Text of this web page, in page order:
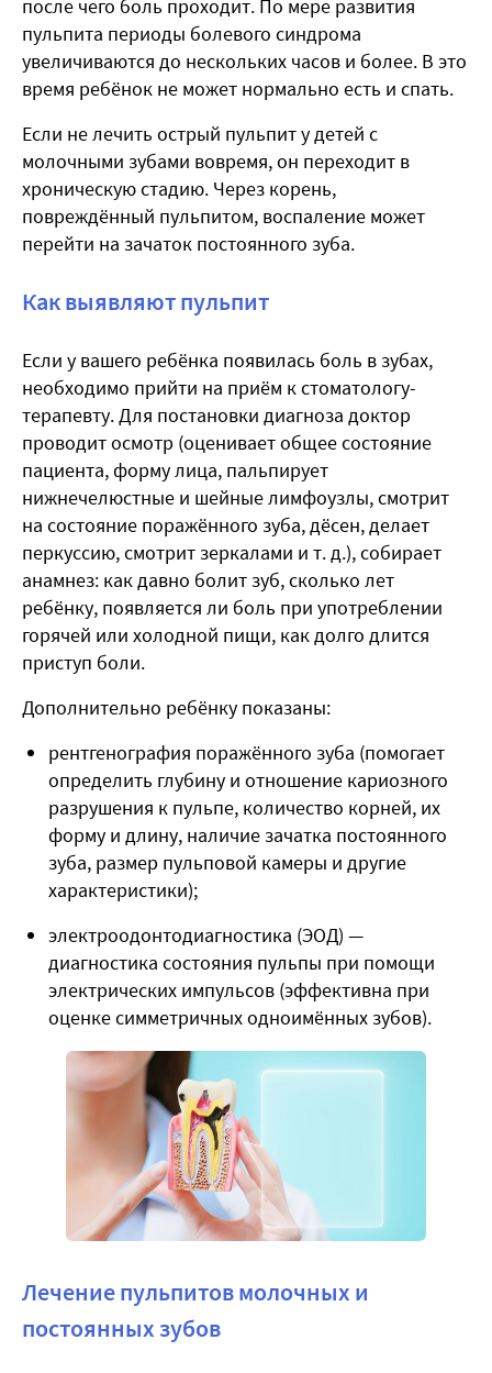
после чего боль проходит. По мере развития
пульпита периоды болевого синдрома
увеличиваются до нескольких часов и более. В это
время ребёнок не может нормально есть и спать.
Если не лечить острый пульпит у детей с
молочными зубами вовремя, он переходит в
хроническую стадию. Через корень,
повреждённый пульпитом, воспаление может
перейти на зачаток постоянного зуба.
Как выявляют пульпит
Если у вашего ребёнка появилась боль в зубах,
необходимо прийти на приём к стоматологу-
терапевту. Для постановки диагноза доктор
проводит осмотр (оценивает общее состояние
пациента, форму лица, пальпирует
нижнечелюстные и шейные лимфоузлы, смотрит
на состояние поражённого зуба, дёсен, делает
перкуссию, смотрит зеркалами и т. д.), собирает
анамнез: как давно болит зуб, сколько лет
ребёнку, появляется ли боль при употреблении
горячей или холодной пищи, как долго длится
приступ боли.
Дополнительно ребёнку показаны:
рентгенография поражённого зуба (помогает
определить глубину и отношение кариозного
разрушения к пульпе, количество корней, их
форму и длину, наличие зачатка постоянного
зуба, размер пульповой камеры и другие
характеристики);
электроодонтодиагностика (ЭОД) —
диагностика состояния пульпы при помощи
электрических импульсов (эффективна при
оценке симметричных одноимённых зубов).
Лечение пульпитов молочных и
постоянных зубов